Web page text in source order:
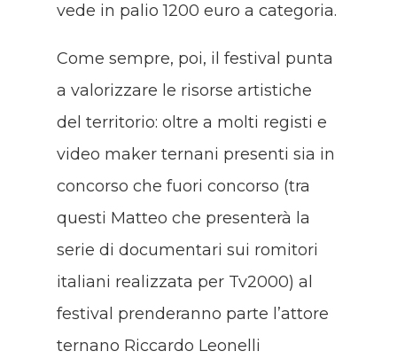
vede in palio 1200 euro a categoria.
Come sempre, poi, il festival punta
a valorizzare le risorse artistiche
del territorio: oltre a molti registi e
video maker ternani presenti sia in
concorso che fuori concorso (tra
questi Matteo che presenterà la
serie di documentari sui romitori
italiani realizzata per Tv2000) al
festival prenderanno parte l’attore
ternano Riccardo Leonelli